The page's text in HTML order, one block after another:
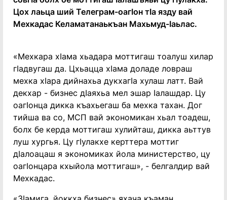
Цох лаьца ший Телеграм-оагӀон тӀа язду вай
Мехкадас Келаматанаькъан Махьмуд-Ӏаьлас.
«Мехкара хӀама хьадара моттигаш тоалуш хилар
гӀадвугаш да. Цхьацца хӀама доладе ловраш
мехка хӀара дийнахьа дукхагӀа хулаш латт. Вай
декхар - бизнес дӀаяхьа мел эшар Ӏалашдар. Цу
оагӀонца дикка къахьегаш ба мехка тахан. Дог
тийша ва со, МСП вай экономикан хьал тоадеш,
болх бе керда моттигаш хулийташ, дикка аьттув
луш хургья. Цу гӀулакхе керттера моттиг
дӀалоацаш я экономиках йола министерство, цу
оагӀонцара кхыйола моттигаш», - белгалдир вай
Мехкадас.